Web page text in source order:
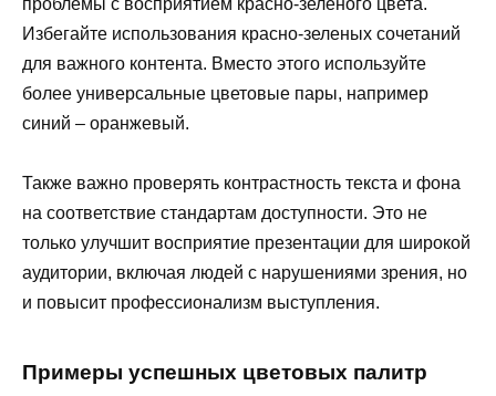
Избегайте использования красно-зеленых сочетаний
для важного контента. Вместо этого используйте
более универсальные цветовые пары, например
синий – оранжевый.
Также важно проверять контрастность текста и фона
на соответствие стандартам доступности. Это не
только улучшит восприятие презентации для широкой
аудитории, включая людей с нарушениями зрения, но
и повысит профессионализм выступления.
Примеры успешных цветовых палитр